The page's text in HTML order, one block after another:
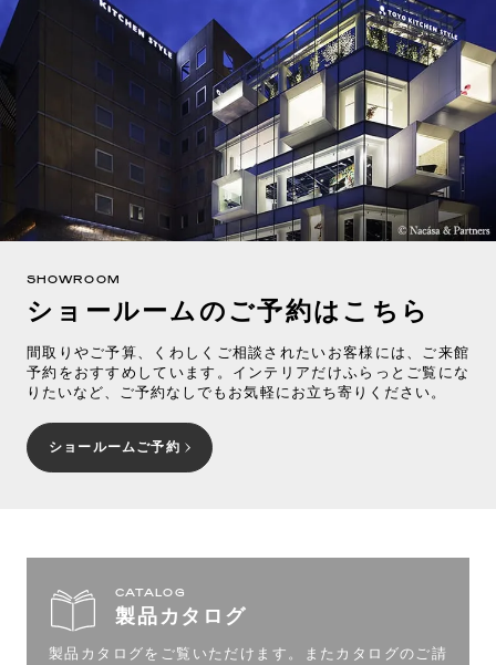
SHOWROOM
ショールームのご予約はこちら
間取りやご予算、くわしくご相談されたいお客様には、ご来館
予約をおすすめしています。インテリアだけふらっとご覧にな
りたいなど、ご予約なしでもお気軽にお立ち寄りください。
ショールームご予約
CATALOG
製品カタログ
製品カタログをご覧いただけます。
またカタログのご請